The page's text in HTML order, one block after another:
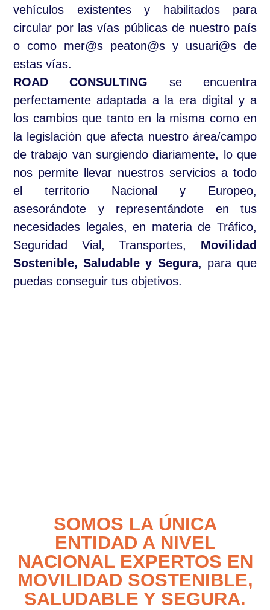
vehículos existentes y habilitados para
circular por las vías públicas de nuestro país
o como mer@s peaton@s y usuari@s de
estas vías.
ROAD CONSULTING se encuentra
perfectamente adaptada a la era digital y a
los cambios que tanto en la misma como en
la legislación que afecta nuestro área/campo
de trabajo van surgiendo diariamente, lo que
nos permite llevar nuestros servicios a todo
el territorio Nacional y Europeo,
asesorándote y representándote en tus
necesidades legales, en materia de Tráfico,
Seguridad Vial, Transportes, Movilidad
Sostenible, Saludable y Segura, para que
puedas conseguir tus objetivos.
SOMOS LA ÚNICA
ENTIDAD A NIVEL
NACIONAL EXPERTOS EN
MOVILIDAD SOSTENIBLE,
SALUDABLE Y SEGURA.